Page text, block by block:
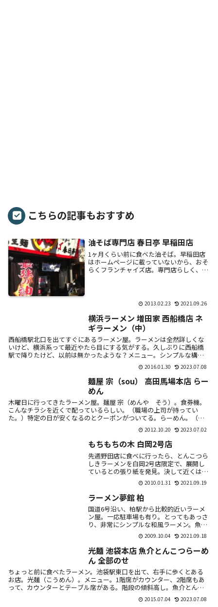
こちらの記事もおすすめ
油そば専門店 春日亭 早稲田店
1ヶ月くらい前に食べた油そば。早稲田店
はホームページに載っていないから、おそ
らくフランチャイズ店。専門店らしく、複
2013.02.23 2021.09.26
横浜ラーメン 増田家 西船橋店 ネ
ギラーメン（中）
西船橋駅北口を出てすぐにあるラーメン屋。ラーメンは全然詳しくな
いけど、横浜系って最近やたら目にする気がする。久しぶりに西船橋
駅で降りたけど、以前は無かったような？メニュー。シンプルな構
2016.01.30 2023.07.08
麺屋 宗（sou） 高田馬場本店 らー
めん
木曜日に行ってきたラーメン屋。麺屋 宗（めんや そう）。食券機。
こんなチラシを近くで配っているらしい。（職場の上司が持ってい
た。）特定の日が安くなるのとクーポンがついてる。らーめん。（通
2012.10.20 2023.07.02
もちもちの木 白岡2号店
先週野田店に食べに行ったら、とんこつら
しきラーメンを白岡2号店限定で、展開し
ているとの張り紙を発見。決して近くはな
いのだけど、友人と行って来た。白岡店と
は数百メートルしか離れてない。到着する
と、とんこ...
2010.01.31 2021.09.19
ラーメン夢館 柏
国道6号沿い、柏駅から比較的近いラーメ
ン屋。一応駐車場も有り。とってもあっさ
り、非常にシンプルな和風ラーメン。魚介
だし。700円。いろいろトッピング。カラ
オケ。十五夜の月。望遠レンズが無いと厳
しい。
2009.10.04 2021.09.18
光麺 池袋本店 魚介とんこつらーめ
ん 全部のせ
ちょっと前に食べたラーメン。池袋駅東口を出て、右手に歩くとある
お店。光麺（こうめん）。メニュー。1階席がカウンター、2階席もあ
って、カウンターとテーブル席がある。階段の傾斜高し。魚介とんこ
2015.07.04 2023.07.08